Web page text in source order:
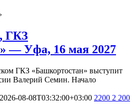
ГКЗ
— Уфа, 16 мая 2027
ГКЗ «Башкортостан» выступит
Валерий Семин. Начало
2026-08-08T03:32:00+03:00 2200 2 200